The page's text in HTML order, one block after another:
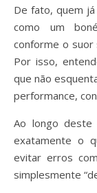
De fato, quem
como um
conforme o suor
Por isso,
que não
performance,
Ao longo deste
exatamente o
evitar erros
simplesmente